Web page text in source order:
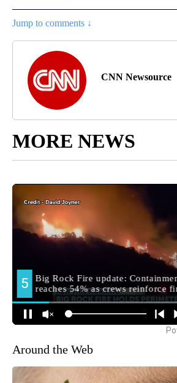
Jump to comments ↓
CNN Newsource
MORE NEWS
Around the Web